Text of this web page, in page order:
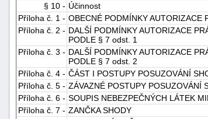
§ 10 - Účinnost
Příloha č. 1 - OBECNÉ PODMÍNKY AUTORIZACE
Příloha č. 2 - DALŠÍ PODMÍNKY AUTORIZACE
PODLE § 7 odst. 1
Příloha č. 3 - DALŠÍ PODMÍNKY AUTORIZACE
PODLE § 7 odst. 2
Příloha č. 4 - ČÁST I POSTUPY POSUZOVÁNÍ
Příloha č. 5 - ZÁVAZNÉ POSTUPY POSUZOVÁNÍ
Příloha č. 6 - SOUPIS NEBEZPEČNÝCH LÁTEK
Příloha č. 7 - ZANČKA SHODY